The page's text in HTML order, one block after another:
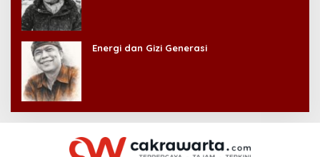
Energi dan Gizi Generasi